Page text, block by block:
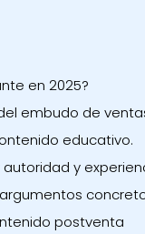
en 2025?
embudo de
educativo.
y
postventa